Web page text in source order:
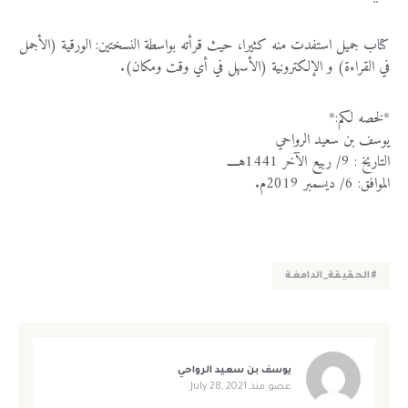
كتاب جميل استفدت منه كثيرا، حيث قرأته بواسطة النسختين: الورقية (الأجمل
في القراءة) و الإلكترونية (الأسهل في أي وقت ومكان).
*لخصه لكم:*
يوسف بن سعيد الرواحي
التاريخ : 9/ ربيع الآخر 1441هــــ
الموافق: 6/ ديسمبر 2019م.
#الحقيقة_الدامغة
يوسف بن سعيد الرواحي
عضو منذ July 28, 2021